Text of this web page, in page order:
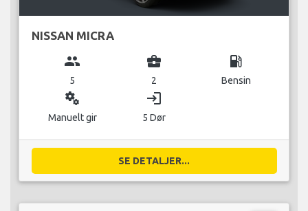
NISSAN MICRA
group
5
business_center
2
local_gas_station
Bensin
miscellaneous_services
Manuelt gir
login
5 Dør
SE DETALJER...